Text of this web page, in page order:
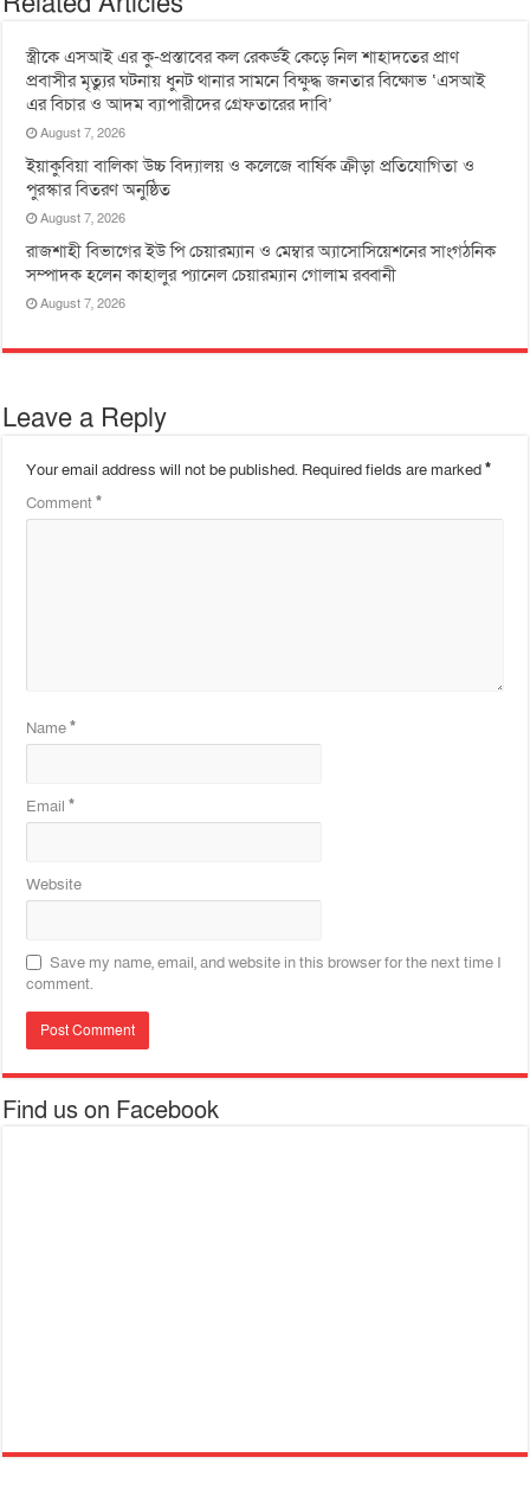
স্ত্রীকে এসআই এর কু-প্রস্তাবের কল রেকর্ডই কেড়ে নিল শাহাদতের প্রাণ
প্রবাসীর মৃত্যুর ঘটনায় ধুনট থানার সামনে বিক্ষুদ্ধ জনতার বিক্ষোভ ‘এসআই
এর বিচার ও আদম ব্যাপারীদের গ্রেফতারের দাবি’
August 7, 2026
ইয়াকুবিয়া বালিকা উচ্চ বিদ্যালয় ও কলেজে বার্ষিক ক্রীড়া প্রতিযোগিতা ও
পুরস্কার বিতরণ অনুষ্ঠিত
August 7, 2026
রাজশাহী বিভাগের ইউ পি চেয়ারম্যান ও মেম্বার অ্যাসোসিয়েশনের সাংগঠনিক
সম্পাদক হলেন কাহালুর প্যানেল চেয়ারম্যান গোলাম রব্বানী
August 7, 2026
Leave a Reply
Your email address will not be published. Required fields are marked*
Comment*
Name*
Email*
Website
Save my name, email, and website in this browser for the next time I
comment.
Find us on Facebook